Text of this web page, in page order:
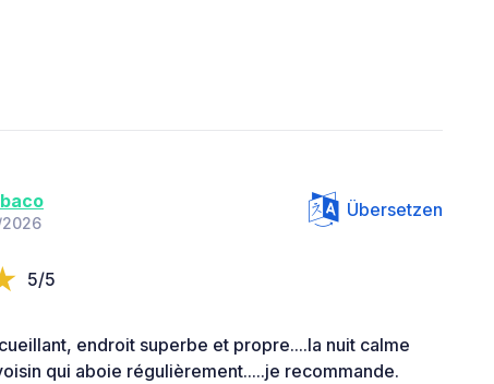
2026
Übersetzen
5/5
endroit superbe et propre....la nuit calme
qui aboie régulièrement.....je recommande.